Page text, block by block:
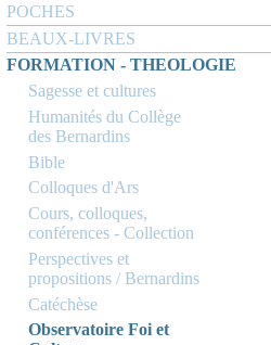
POCHES
BEAUX-LIVRES
FORMATION - THEOLOGIE
Sagesse et cultures
Humanités du Collège
des Bernardins
Bible
Colloques d'Ars
Cours, colloques,
conférences - Collection
Perspectives et
propositions / Bernardins
Catéchèse
Observatoire Foi et